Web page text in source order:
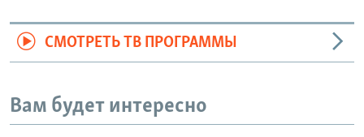
СМОТРЕТЬ ТВ ПРОГРАММЫ
Вам будет интересно